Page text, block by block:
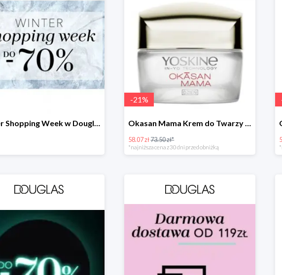
Winter Shopping Week w Douglas do -70%
-21%
Okasan Mama Krem do Twarzy Przeciw Przebarwieniom SPF30 -20%
58.07 zł73.50 zł*
*najniższa cena z 30 dni przed obniżką